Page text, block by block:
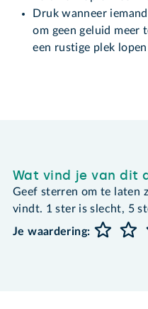
Druk wanneer
om geen geluid meer
een rustige plek
Wat vind je van dit
Geef sterren om te laten
vindt. 1 ster is slecht, 5
Je waardering: